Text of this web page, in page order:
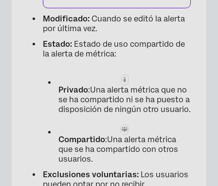
Modificado: Cuando se editó la alerta
por última vez.
Estado: Estado de uso compartido de
la alerta de métrica:
Privado:Una alerta métrica que no
se ha compartido ni se ha puesto a
disposición de ningún otro usuario.
Compartido:Una alerta métrica
que se ha compartido con otros
usuarios.
Exclusiones voluntarias: Los usuarios